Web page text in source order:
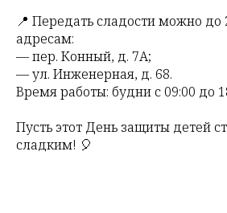
📍 Передать сладости можно до
адресам:
— пер. Конный, д. 7А;
— ул. Инженерная, д. 68.
Время работы: будни с 09:00 до
Пусть этот День защиты детей
сладким! 🎈